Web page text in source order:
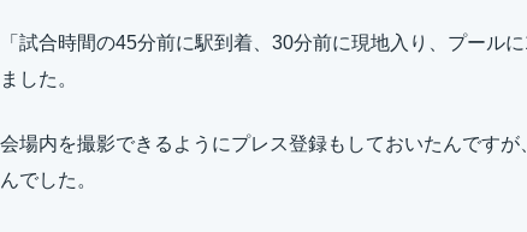
「試合時間の45分前に駅到着、30分前に現地入り、プール
ました。
会場内を撮影できるようにプレス登録もしておいたんです
んでした。